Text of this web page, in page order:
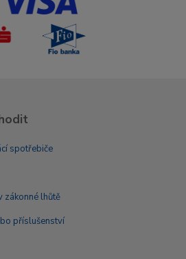
spotřebiče
zákonné lhůtě
příslušenství